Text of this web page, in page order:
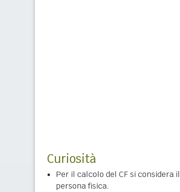
Curiosità
Per il calcolo del CF si considera
persona fisica.